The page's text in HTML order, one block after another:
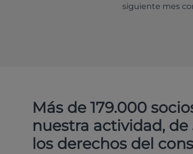
siguiente mes
Más de 179.000
nuestra actividad,
los derechos del